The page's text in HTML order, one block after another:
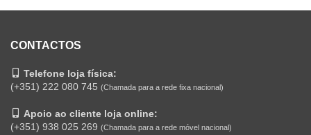
CONTACTOS
Telefone loja física:
(+351) 222 080 745 (Chamada para a rede fixa nacional)
Apoio ao cliente loja online:
(+351) 938 025 269 (Chamada para a rede móvel nacional)